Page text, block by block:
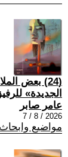
(24) بعض
الجديدة»
عامر صابر
2026 / 8 / 7
مواضيع